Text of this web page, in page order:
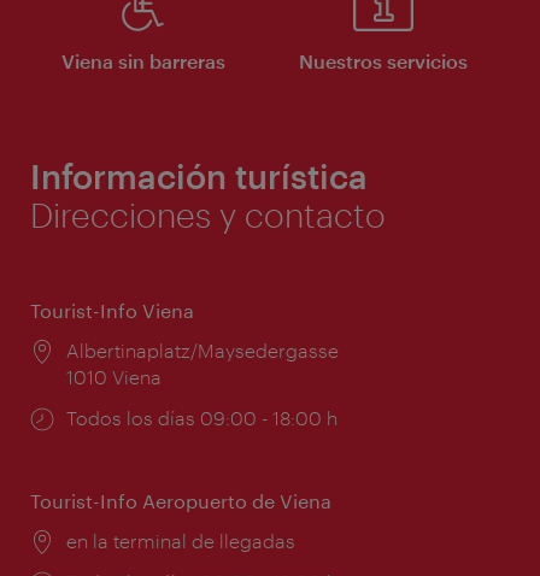
Viena sin barreras Nuestros servicios
Información turística
Direcciones y contacto
Tourist-Info Viena
Lugar:
Albertinaplatz/Maysedergasse
1010 Viena
Horarios
Todos los días 09:00 - 18:00 h
Tourist-Info Aeropuerto de Viena
Lugar:
en la terminal de llegadas